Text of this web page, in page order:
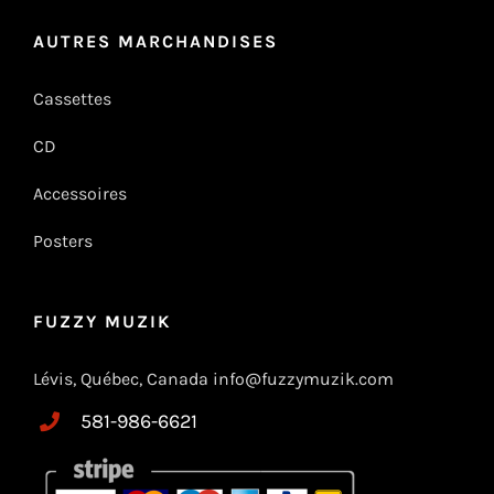
AUTRES MARCHANDISES
Cassettes
CD
Accessoires
Posters
FUZZY MUZIK
Lévis, Québec, Canada info@fuzzymuzik.com
581-986-6621